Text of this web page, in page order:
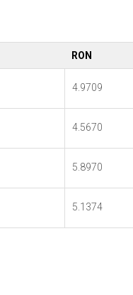
RON
4.9709
4.5670
5.8970
5.1374